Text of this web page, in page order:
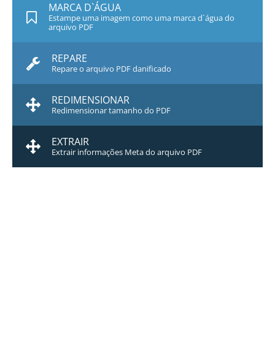
MARCA D`ÁGUA
Estampe uma imagem como uma marca d`água do
arquivo PDF
REPARE
Repare o arquivo PDF danificado
REDIMENSIONAR
Redimensionar tamanho do PDF
EXTRAIR
Extrair informações Meta do arquivo PDF